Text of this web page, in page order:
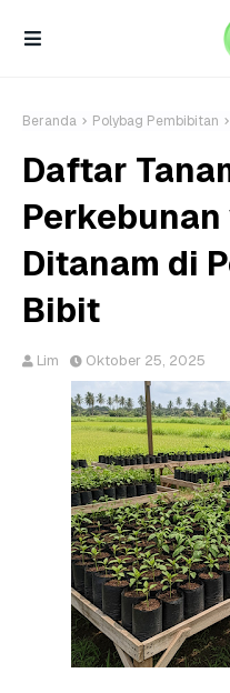
Beranda Polybag Pembibitan
Daftar
Ditanam di
Bibit
Lim Oktober 25, 2025